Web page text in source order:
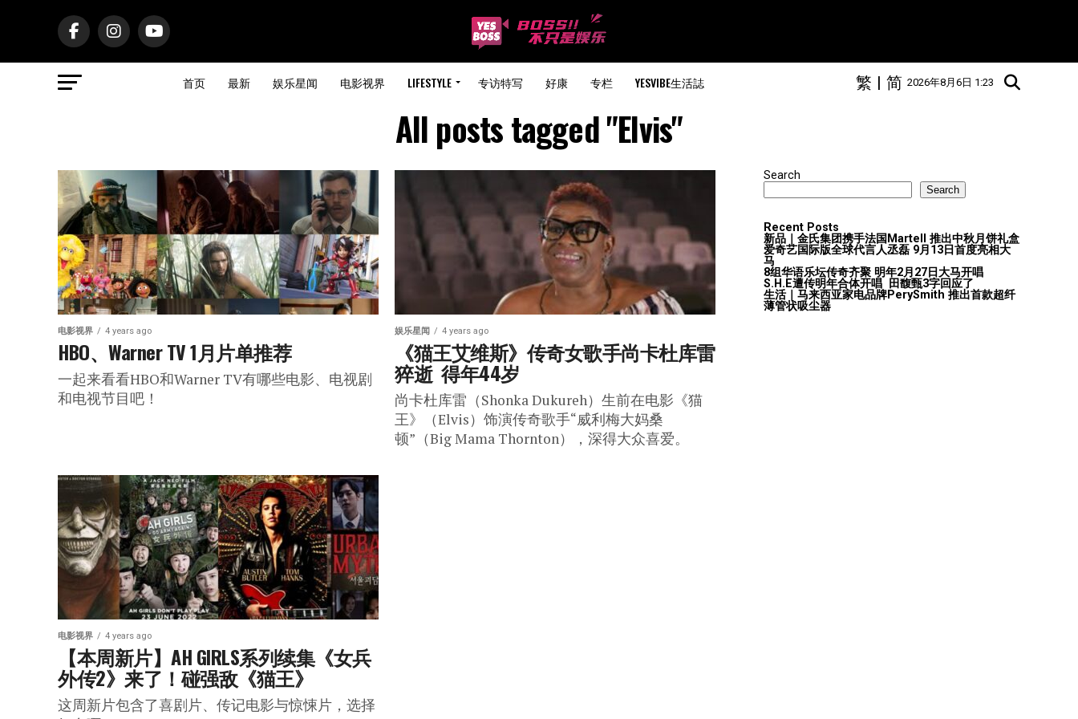
首页 最新 娱乐星闻 电影视界 LIFESTYLE 专访特写 好康 专栏 YESVIBE生活誌 2026年8月6日 1:23
简
|
繁
All posts tagged "Elvis"
电影视界 4 years ago
HBO、Warner TV 1月片单推荐
一起来看看HBO和Warner TV有哪些电影、电视剧
和电视节目吧！
娱乐星闻 4 years ago
《猫王艾维斯》传奇女歌手尚卡杜库雷
猝逝  得年44岁
尚卡杜库雷（Shonka Dukureh）生前在电影《猫
王》（Elvis）饰演传奇歌手“威利梅大妈桑
顿”（Big Mama Thornton），深得大众喜爱。
电影视界 4 years ago
【本周新片】AH GIRLS系列续集《女兵
外传2》来了！碰强敌《猫王》
这周新片包含了喜剧片、传记电影与惊悚片，选择
Search
Search
Recent Posts
新品｜金氏集团携手法国Martell 推出中秋月饼礼盒
爱奇艺国际版全球代言人丞磊 9月13日首度亮相大
马
8组华语乐坛传奇⻬聚 明年2月27日大马开唱
S.H.E遭传明年合体开唱 田馥甄3字回应了
生活｜马来西亚家电品牌PerySmith 推出首款超纤
薄管状吸尘器